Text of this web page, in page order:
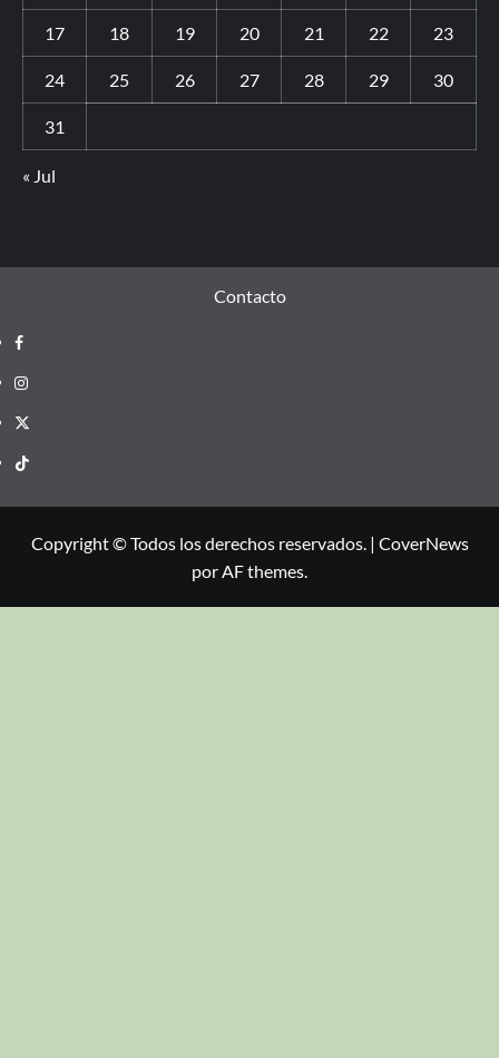
17 18 19 20 21 22 23
24 25 26 27 28 29 30
31
« Jul
Contacto
Copyright © Todos los derechos reservados. | CoverNews
por AF themes.